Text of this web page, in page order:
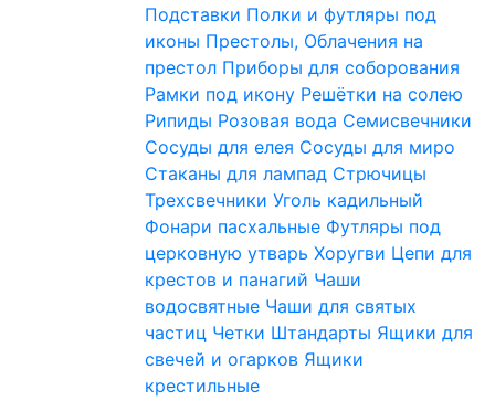
Подставки Полки и футляры под
иконы Престолы, Облачения на
престол Приборы для соборования
Рамки под икону Решётки на солею
Рипиды Розовая вода Семисвечники
Сосуды для елея Сосуды для миро
Стаканы для лампад Стрючицы
Трехсвечники Уголь кадильный
Фонари пасхальные Футляры под
церковную утварь Хоругви Цепи для
крестов и панагий Чаши
водосвятные Чаши для святых
частиц Четки Штандарты Ящики для
свечей и огарков Ящики
крестильные